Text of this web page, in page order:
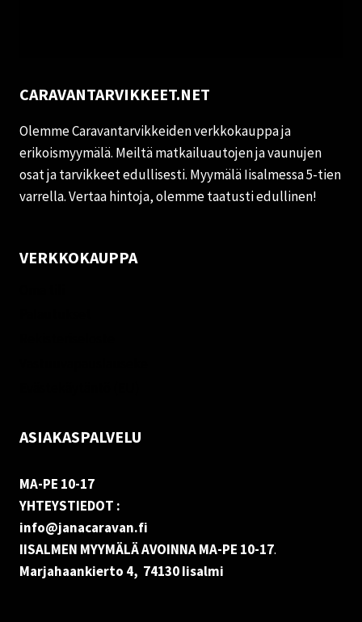
CARAVANTARVIKKEET.NET
Olemme Caravantarvikkeiden verkkokauppa ja
erikoismyymälä. Meiltä matkailuautojen ja vaunujen
osat ja tarvikkeet edullisesti. Myymälä Iisalmessa 5-tien
varrella. Vertaa hintoja, olemme taatusti edullinen!
VERKKOKAUPPA
ASIAKASPALVELU
MA-PE 10-17
YHTEYSTIEDOT :
info@janacaravan.fi
IISALMEN MYYMÄLÄ AVOINNA MA-PE 10-17.
Marjahaankierto 4, 74130 Iisalmi